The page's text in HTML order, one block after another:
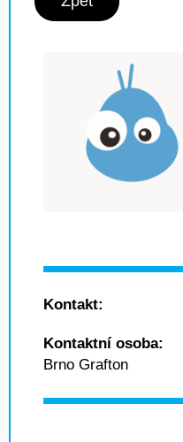
Kontakt:
Kontaktní osoba:
Brno Grafton